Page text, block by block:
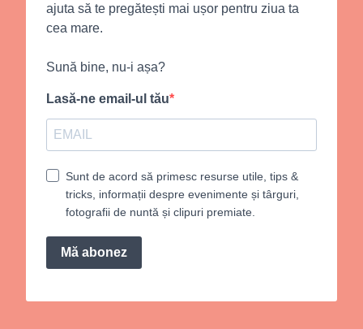
ajuta să te pregătești mai ușor pentru ziua ta
cea mare.
Sună bine, nu-i așa?
Lasă-ne email-ul tău
Sunt de acord să primesc resurse utile, tips &
tricks, informații despre evenimente și târguri,
fotografii de nuntă și clipuri premiate.
Mă abonez